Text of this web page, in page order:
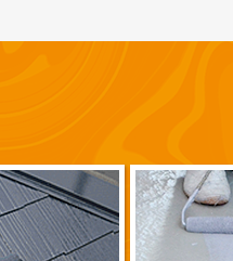
りませんか？